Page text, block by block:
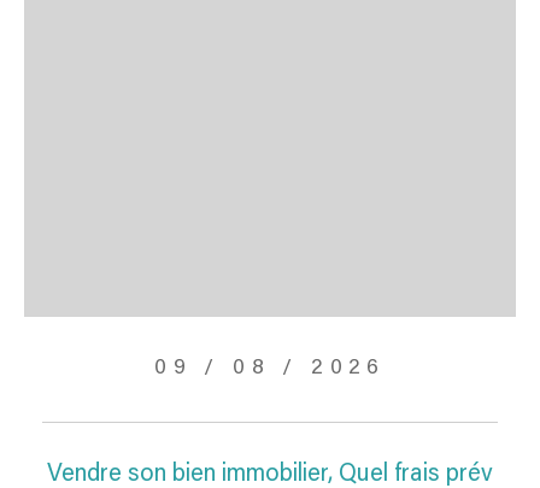
09 / 08 / 2026
Vendre son bien immobilier, Quel frais prév